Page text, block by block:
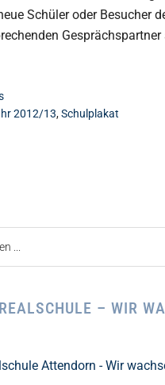
Schüler oder Besucher
2012/13,Schulplakat
– WIR